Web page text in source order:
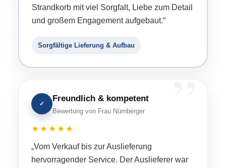
Strandkorb mit viel Sorgfalt, Liebe zum Detail
und großem Engagement aufgebaut.“
Sorgfältige Lieferung & Aufbau
✓
Freundlich & kompetent
Bewertung von Frau Nürnberger
★★★★★
„Vom Verkauf bis zur Auslieferung
hervorragender Service. Der Auslieferer war